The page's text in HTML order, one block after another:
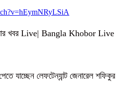
খবর Live| Bangla Khobor Live
যাচ্ছেন লেফটেন্যান্ট জেনারেল শফিকুর